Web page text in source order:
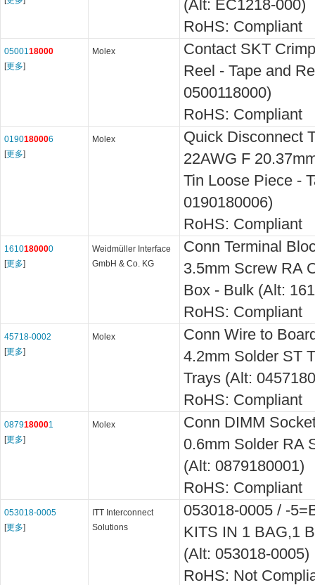
(Alt: EC1218-000)
RoHS: Compliant
0500118000
[更多]
Molex
Contact SKT
Reel - Tape and
0500118000)
RoHS: Compliant
0190180006
[更多]
Molex
Quick Disconnect
22AWG F
Tin Loose Piece -
0190180006)
RoHS: Compliant
1610180000
[更多]
Weidmüller Interface
GmbH & Co. KG
Conn Terminal
3.5mm Screw RA
Box - Bulk (Alt:
RoHS: Compliant
45718-0002
[更多]
Molex
Conn Wire to
4.2mm Solder ST
Trays (Alt:
RoHS: Compliant
0879180001
[更多]
Molex
Conn DIMM
0.6mm Solder RA
(Alt: 0879180001)
RoHS: Compliant
053018-0005
[更多]
ITT Interconnect
Solutions
053018-0005 / -
KITS IN 1 BAG,1
(Alt: 053018-0005)
RoHS: Not